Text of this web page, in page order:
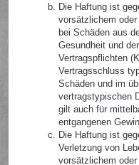
Die Haftung ist
vorsätzlichem
bei Schäden aus
Gesundheit und
Vertragspflichten
Vertragsschluss
Schäden und im
vertragstypischen
gilt auch für
entgangenen
Die Haftung ist
Verletzung von
vorsätzlichem